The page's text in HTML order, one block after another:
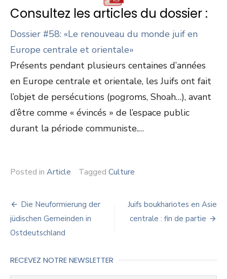
Consultez les articles du dossier :
Dossier #58: «Le renouveau du monde juif en
Europe centrale et orientale»
Présents pendant plusieurs centaines d’années
en Europe centrale et orientale, les Juifs ont fait
l’objet de persécutions (pogroms, Shoah…), avant
d’être comme « évincés » de l’espace public
durant la période communiste.…
Posted in Article Tagged Culture
Navigation
de
l’article
Die Neuformierung der
jüdischen Gemeinden in
Ostdeutschland
Juifs boukhariotes en Asie
centrale : fin de partie
RECEVEZ NOTRE NEWSLETTER